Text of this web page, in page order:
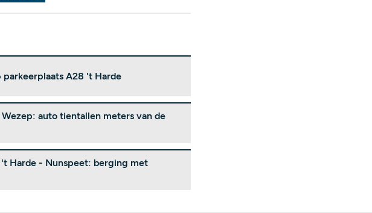
A28 't Harde
auto tientallen meters van de
Harde - Nunspeet: berging met